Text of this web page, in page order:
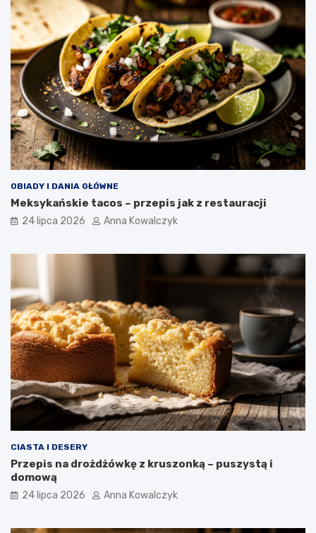
OBIADY I DANIA GŁÓWNE
Meksykańskie tacos – przepis jak z restauracji
24 lipca 2026 Anna Kowalczyk
CIASTA I DESERY
Przepis na drożdżówkę z kruszonką – puszystą i
domową
24 lipca 2026 Anna Kowalczyk